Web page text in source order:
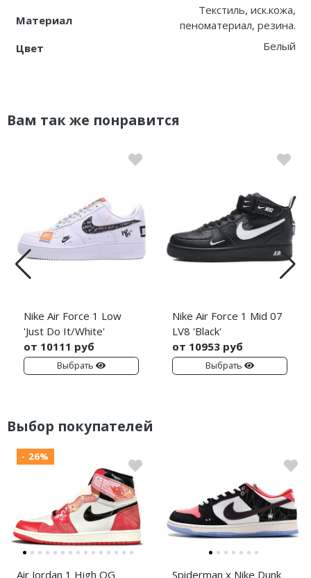
Материал
Текстиль, иск.кожа,
пеноматериал, резина.
Цвет
Белый
Вам так же понравится
Nike Air Force 1 Low
'Just Do It/White'
от 10111 руб
Выбрать
Nike Air Force 1 Mid 07
LV8 'Black'
от 10953 руб
Выбрать
Выбор покупателей
- 26%
Air Jordan 1 High OG Spiderman x Nike Dunk